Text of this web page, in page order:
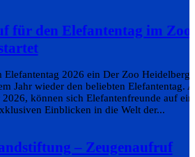
für den Elefantentag im Zoo
Elefantentag 2026 ein Der Zoo Heidelberg
Jahr wieder den beliebten Elefantentag.
2026, können sich Elefantenfreunde auf
Einblicken in die Welt der...
– Zeugenaufruf